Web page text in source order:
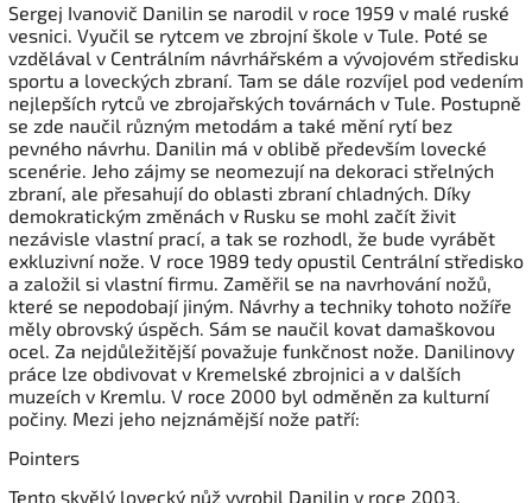
Sergej Ivanovič Danilin se narodil v roce 1959 v malé ruské
vesnici. Vyučil se rytcem ve zbrojní škole v Tule. Poté se
vzdělával v Centrálním návrhářském a vývojovém středisku
sportu a loveckých zbraní. Tam se dále rozvíjel pod vedením
nejlepších rytců ve zbrojařských továrnách v Tule. Postupně
se zde naučil různým metodám a také mění rytí bez
pevného návrhu. Danilin má v oblibě především lovecké
scenérie. Jeho zájmy se neomezují na dekoraci střelných
zbraní, ale přesahují do oblasti zbraní chladných. Díky
demokratickým změnách v Rusku se mohl začít živit
nezávisle vlastní prací, a tak se rozhodl, že bude vyrábět
exkluzivní nože. V roce 1989 tedy opustil Centrální středisko
a založil si vlastní firmu. Zaměřil se na navrhování nožů,
které se nepodobají jiným. Návrhy a techniky tohoto nožíře
měly obrovský úspěch. Sám se naučil kovat damaškovou
ocel. Za nejdůležitější považuje funkčnost nože. Danilinovy
práce lze obdivovat v Kremelské zbrojnici a v dalších
muzeích v Kremlu. V roce 2000 byl odměněn za kulturní
počiny. Mezi jeho nejznámější nože patří:
Pointers
Tento skvělý lovecký nůž vyrobil Danilin v roce 2003.